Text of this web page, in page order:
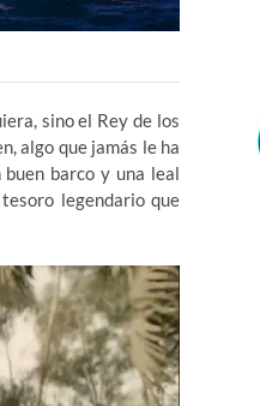
sino el Rey de los
algo que jamás le ha
barco y una leal
legendario que